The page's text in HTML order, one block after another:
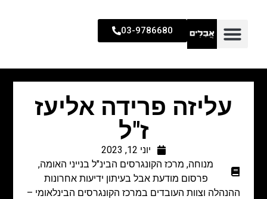
03-9786680
עליזה פרידה אליעז
ז"ל
יוני 12, 2023
מנוחה, מרכז הקונגרסים הבינ"ל בנייני האומה,
פרסום מודעת אבל בעיתון ידיעות אחרונות
ההנהלה וצוות העובדים במרכז הקונגרסים הבינלאומי –